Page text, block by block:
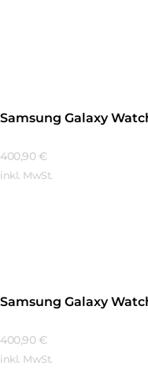
Samsung Galaxy
400,90 €
inkl. MwSt.
Samsung Galaxy
400,90 €
inkl. MwSt.